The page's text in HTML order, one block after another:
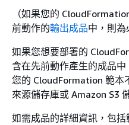
（如果您的
前動作的輸出成品中，則為
如果您想要部署的
含在先前動作產生的成品
您的 CloudFormation 範本
來源儲存庫或 Amazon S3
如需成品的詳細資訊，包括